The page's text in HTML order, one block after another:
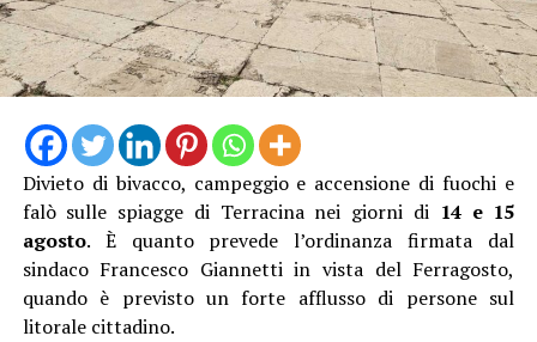
assistito direttamente all’incidente, nonostante il
lungomare fosse particolarmente affollato proprio
nell’ora di punta del sabato.
Divieto di bivacco, campeggio e accensione di fuochi e
falò sulle spiagge di Terracina nei giorni di 14 e 15
agosto. È quanto prevede l’ordinanza firmata dal
sindaco Francesco Giannetti in vista del Ferragosto,
quando è previsto un forte afflusso di persone sul
litorale cittadino.